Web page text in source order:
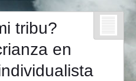
tribu?
en